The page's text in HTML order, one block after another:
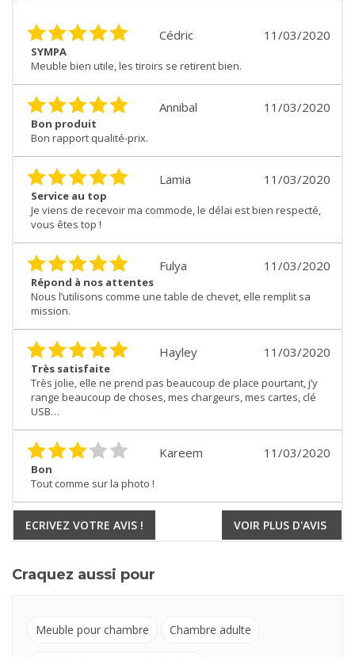
11/03/2020
Cédric
SYMPA
Meuble bien utile, les tiroirs se retirent bien.
11/03/2020
Annibal
Bon produit
Bon rapport qualité-prix.
11/03/2020
Lamia
Service au top
Je viens de recevoir ma commode, le délai est bien respecté,
vous êtes top !
11/03/2020
Fulya
Répond à nos attentes
Nous l’utilisons comme une table de chevet, elle remplit sa
mission.
11/03/2020
Hayley
Très satisfaite
Très jolie, elle ne prend pas beaucoup de place pourtant, j’y
range beaucoup de choses, mes chargeurs, mes cartes, clé
USB…
11/03/2020
Kareem
Bon
Tout comme sur la photo !
ECRIVEZ VOTRE AVIS ! VOIR PLUS D'AVIS
Craquez aussi pour
Meuble pour chambre Chambre adulte